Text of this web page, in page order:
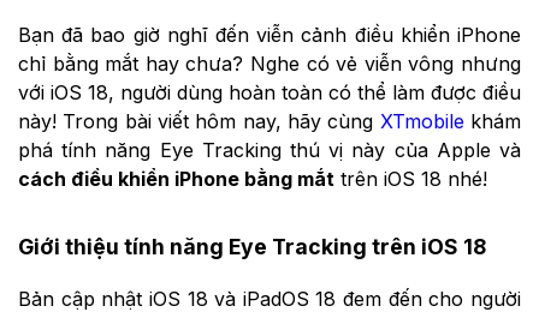
Bạn đã bao giờ nghĩ đến viễn cảnh điều khiển iPhone
chỉ bằng mắt hay chưa? Nghe có vẻ viễn vông nhưng
với iOS 18, người dùng hoàn toàn có thể làm được điều
này! Trong bài viết hôm nay, hãy cùng XTmobilekhám
phá tính năng Eye Tracking thú vị này của Apple và
cách điều khiển iPhone bằng mắt trên iOS 18 nhé!
Giới thiệu tính năng Eye Tracking trên iOS 18
Bản cập nhật iOS 18 và iPadOS 18 đem đến cho người